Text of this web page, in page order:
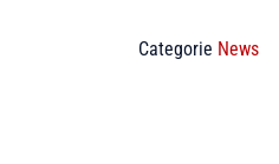
Categorie News